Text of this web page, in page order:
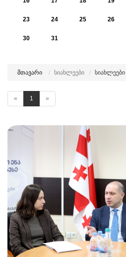
23 24 25 26
30 31
მთავარი სიახლეები სიახლეები
« 1 »